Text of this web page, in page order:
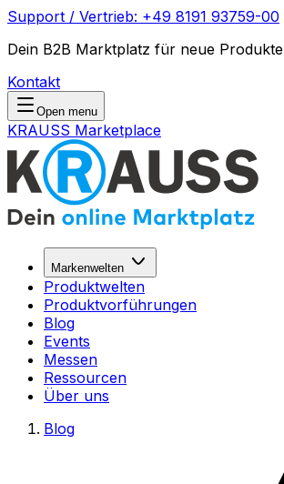
Support / Vertrieb: +49 8191 93759-00
Dein B2B Marktplatz für neue Produkte
Kontakt
Open menu
KRAUSS Marketplace
Markenwelten
Produktwelten
Produktvorführungen
Blog
Events
Messen
Ressourcen
Über uns
Blog